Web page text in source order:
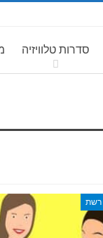
סדרות טלוויזיה
רשת